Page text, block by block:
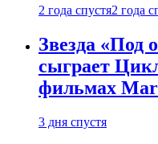
2 года спустя2 года
Звезда «Под
сыграет
фильмах
3 дня спустя